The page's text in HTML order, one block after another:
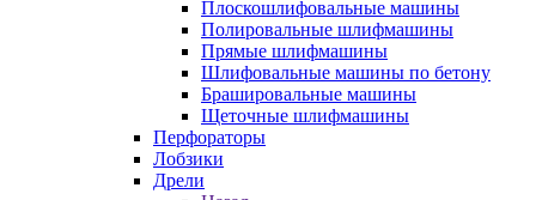
Плоскошлифовальные машины
Полировальные шлифмашины
Прямые шлифмашины
Шлифовальные машины по бетону
Брашировальные машины
Щеточные шлифмашины
Перфораторы
Лобзики
Дрели